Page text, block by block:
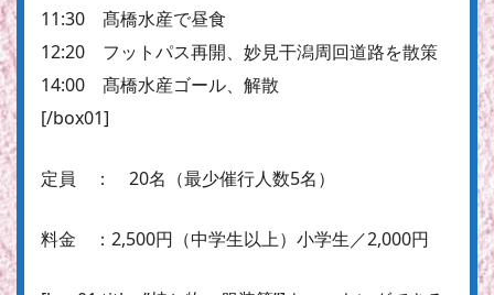
11:30 髙橋水産で昼食
12:20 フットパス再開、妙見干潟周回道路を散策
14:00 髙橋水産ゴール、解散
[/box01]
定員 ： 20名（最少催行人数5名）
料金 ：2,500円（中学生以上）小学生／2,000円